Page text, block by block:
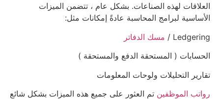
العلاقات لهذه الصناعات. بشكل عام ، تتضمن الميزات
الأساسية لبرامج المحاسبة عادةً إمكانات مثل:
Ledgering /
مسك الدفاتر
الحسابات ( المستحقة الدفع والمستحقة )
تقارير التحليلات ولوحات المعلومات
رواتب الموظفينتم العثور على جميع هذه الميزات بشكل شائع